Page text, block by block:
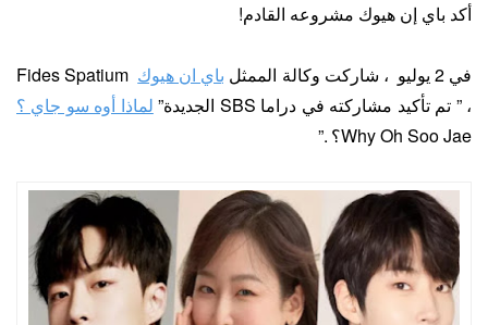
أكد باي إن هيوك مشروعه القادم!
في 2 يوليو ، شاركت وكالة الممثل باي ان هيوك Fides Spatium
، ” تم تأكيد مشاركته في دراما SBS الجديدة”
لماذا أوه سو جاي ؟
Why Oh Soo Jae؟ .”